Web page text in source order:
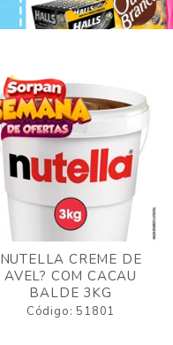
NUTELLA CREME DE
AVEL? COM CACAU
BALDE 3KG
Código: 51801